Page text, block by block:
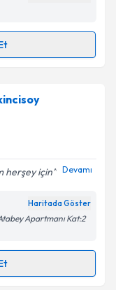
belirtilen
talebi
almanız için bir
ilişkinAydınlatma
herşey için Devamı
Haritada Göster
Apartmanı Kat:2